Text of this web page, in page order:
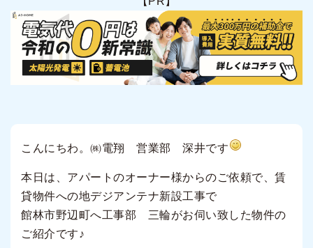
こんにちわ。㈱電翔 営業部 深井です
本日は、アパートのオーナー様からのご依頼で、賃
貸物件への地デジアンテナ新設工事で
館林市野辺町へ工事部 三輪がお伺い致した物件の
ご紹介です♪